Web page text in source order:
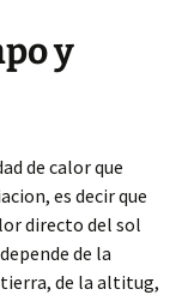
y
de calor que
es decir que
directo del sol
de la
de la altitug,